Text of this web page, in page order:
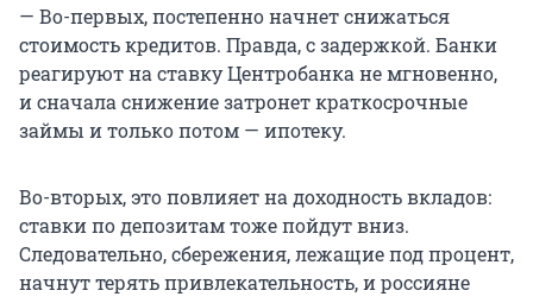
— Во-первых, постепенно начнет снижаться
стоимость кредитов. Правда, с задержкой. Банки
реагируют на ставку Центробанка не мгновенно,
и сначала снижение затронет краткосрочные
займы и только потом — ипотеку.
Во-вторых, это повлияет на доходность вкладов:
ставки по депозитам тоже пойдут вниз.
Следовательно, сбережения, лежащие под процент,
начнут терять привлекательность, и россияне